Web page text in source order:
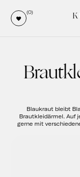
(0)
Blaukraut bleibt
Brautkleidärmel. Auf
gerne mit